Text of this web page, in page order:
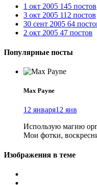
1 окт 2005 145 постов
3 окт 2005 112 постов
30 сент 2005 64
2 окт 2005 47 постов
Популярные посты
Max Payne
12 января12 янв
Использую магию
Мои фотки,
Изображения в теме